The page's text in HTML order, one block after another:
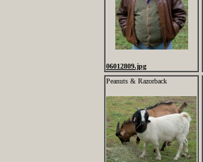
06012809.jpg
Peanuts & Razorback